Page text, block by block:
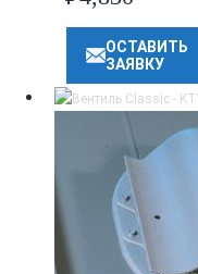
ОСТАВИТЬ
ЗАЯВКУ